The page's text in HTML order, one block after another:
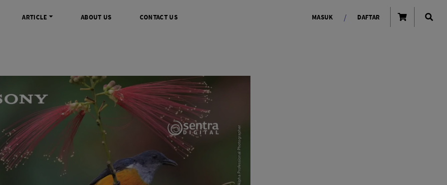
VIDEO DAN AKSESORIS
Profesional Camcorder
Consumer Video Camcorder
Aksesoris Video
Gimbal Stabilizer
Wireless Video
Tripod Video
KAMERA POLAROID
Refill Instax
Instax Mini
Refill Polaroid
ARTICLE
INFO SENTRA DIGITAL
FAQ
Informasi Umum
Tips & Trik
Promo Terbaru
ABOUT US CONTACT US MASUK / DAFTAR